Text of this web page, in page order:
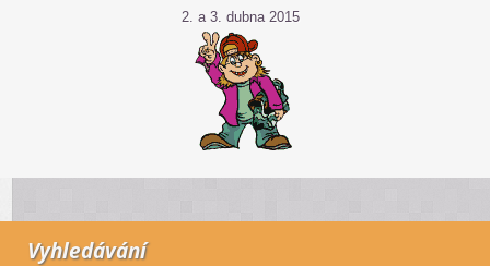
2. a 3. dubna 2015
Vyhledávání